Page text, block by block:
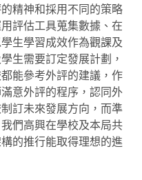
精神和採用不同的策略
評估工具蒐集數據、在
生學習成效作為觀課及
生需要訂定發展計劃，
能參考外評的建議，作
意外評的程序，認同外
訂未來發展方向，而準
們高興在學校及本局共
的推行能取得理想的進